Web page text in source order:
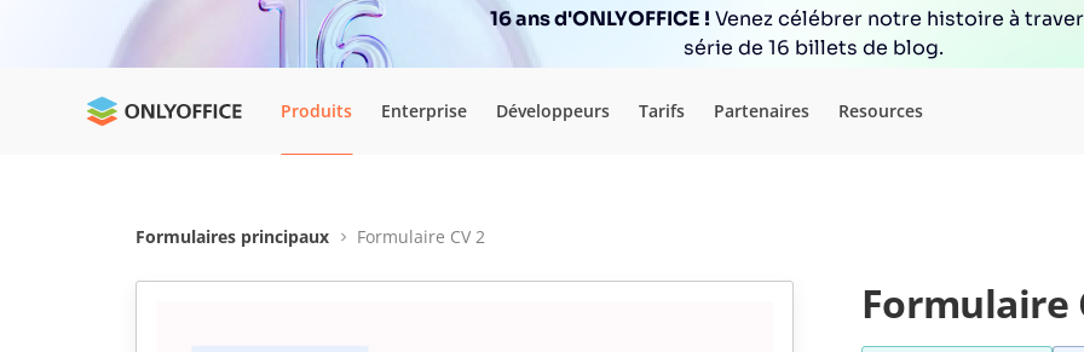
16 ans d'ONLYOFFICE ! Venez célébrer notre histoire à
série de 16 billets de blog.
Produits Enterprise Développeurs Tarifs Partenaires Resources
Formulaires principaux Formulaire CV 2
Formulaire